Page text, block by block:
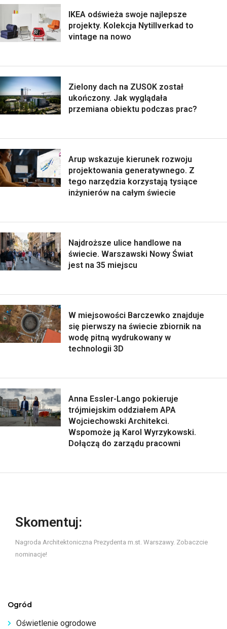
IKEA odświeża swoje najlepsze
projekty. Kolekcja Nytillverkad to
vintage na nowo
Zielony dach na ZUSOK został
ukończony. Jak wyglądała
przemiana obiektu podczas prac?
Arup wskazuje kierunek rozwoju
projektowania generatywnego. Z
tego narzędzia korzystają tysiące
inżynierów na całym świecie
Najdroższe ulice handlowe na
świecie. Warszawski Nowy Świat
jest na 35 miejscu
W miejsowości Barczewko znajduje
się pierwszy na świecie zbiornik na
wodę pitną wydrukowany w
technologii 3D
Anna Essler-Lango pokieruje
trójmiejskim oddziałem APA
Wojciechowski Architekci.
Wspomoże ją Karol Wyrzykowski.
Dołączą do zarządu pracowni
Skomentuj:
Nagroda Architektoniczna Prezydenta m.st. Warszawy. Zobaczcie
nominacje!
Ogród
Oświetlenie ogrodowe